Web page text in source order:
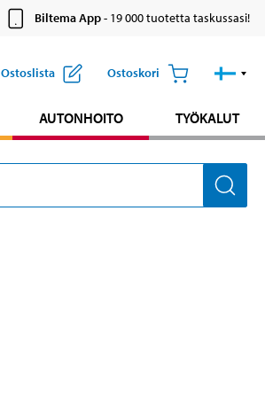
Biltema App- 19 000 tuotetta taskussasi!
Ostoslista Ostoskori
AUTONHOITO TYÖKALUT